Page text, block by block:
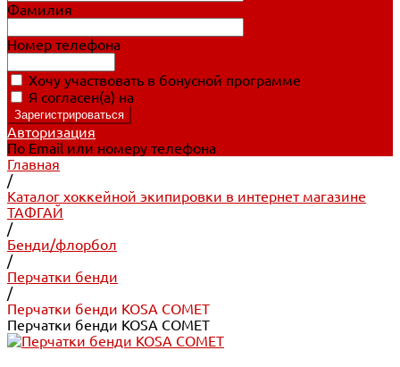
Фамилия
Номер телефона
Хочу участвовать в бонусной программе
Я согласен(а) на
Авторизация
По Email или номеру телефона
Главная
/
Каталог хоккейной экипировки в интернет магазине
ТАФГАЙ
/
Бенди/флорбол
/
Перчатки бенди
/
Перчатки бенди KOSA COMET
Перчатки бенди KOSA COMET